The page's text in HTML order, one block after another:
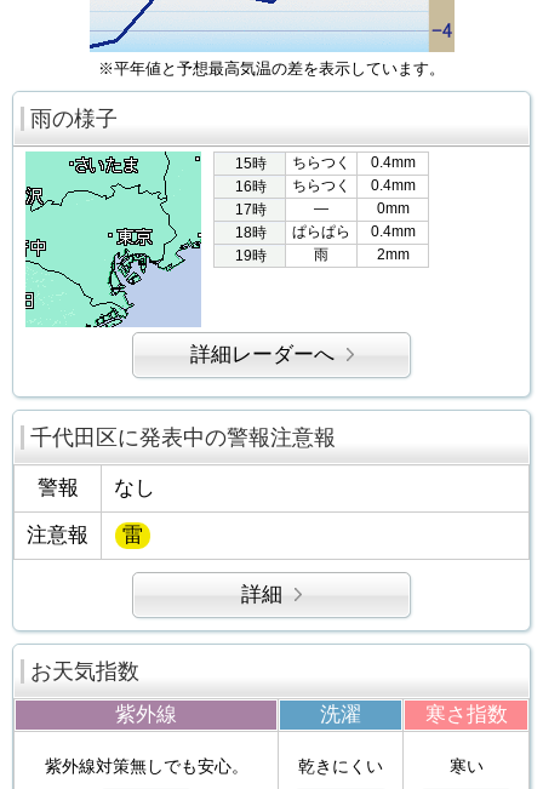
※平年値と予想最高気温の差を表示しています。
雨の様子
15時 ちらつく
0.4mm
16時
ちらつく
0.4mm
17時
―
0mm
18時
ぱらぱら
0.4mm
19時
雨 2mm
詳細レーダーへ
千代田区に発表中の警報注意報
警報 なし
注意報 雷
詳細
お天気指数
紫外線 洗濯 寒さ指数
紫外線対策無しでも安心。 乾きにくい 寒い